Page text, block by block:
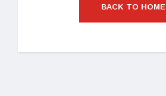
BACK TO HOME